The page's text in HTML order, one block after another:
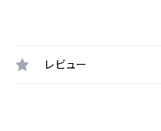
レビュー